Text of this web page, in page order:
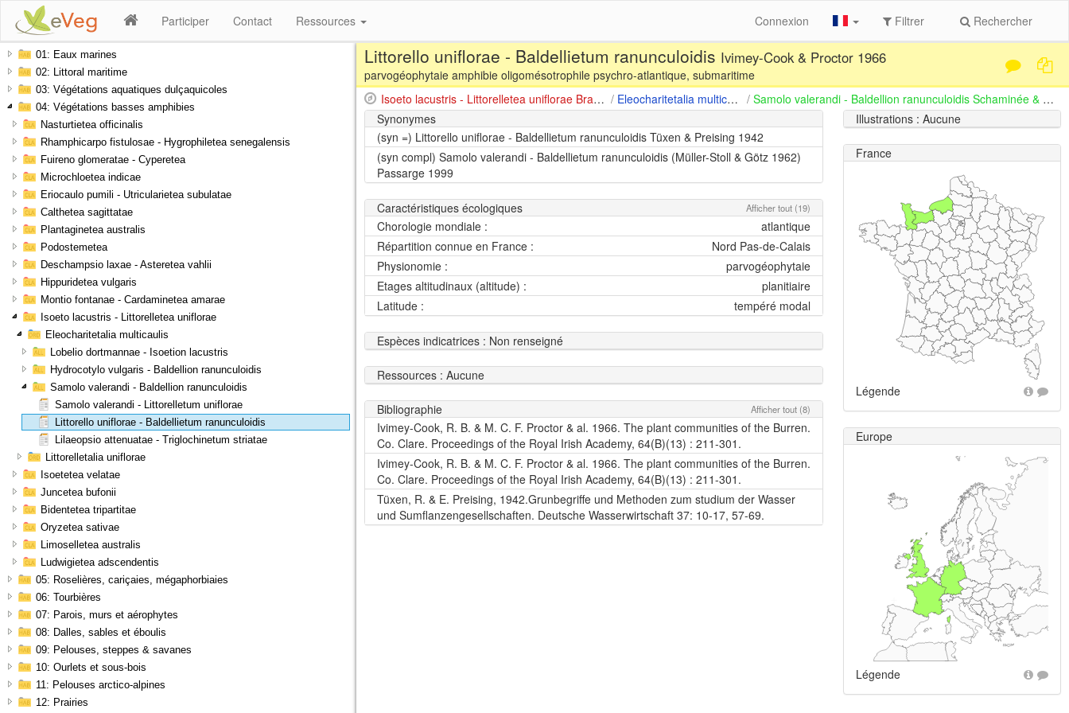
Participer Contact Rechercher
Filtrer
Connexion
Ressources
01: Eaux marines
02: Littoral maritime
03: Végétations aquatiques dulçaquicoles
04: Végétations basses amphibies
Nasturtietea officinalis
Rhamphicarpo fistulosae - Hygrophiletea senegalensis
Fuireno glomeratae - Cyperetea
Microchloetea indicae
Eriocaulo pumili - Utricularietea subulatae
Calthetea sagittatae
Plantaginetea australis
Podostemetea
Deschampsio laxae - Asteretea vahlii
Hippuridetea vulgaris
Montio fontanae - Cardaminetea amarae
Isoeto lacustris - Littorelletea uniflorae
Eleocharitetalia multicaulis
Lobelio dortmannae - Isoetion lacustris
Hydrocotylo vulgaris - Baldellion ranunculoidis
Samolo valerandi - Baldellion ranunculoidis
Samolo valerandi - Littorelletum uniflorae
Littorello uniflorae - Baldellietum ranunculoidis
Lilaeopsio attenuatae - Triglochinetum striatae
Littorelletalia uniflorae
Isoetetea velatae
Juncetea bufonii
Bidentetea tripartitae
Oryzetea sativae
Limoselletea australis
Ludwigietea adscendentis
05: Roselières, cariçaies, mégaphorbiaies
06: Tourbières
07: Parois, murs et aérophytes
08: Dalles, sables et éboulis
09: Pelouses, steppes & savanes
10: Ourlets et sous-bois
11: Pelouses arctico-alpines
12: Prairies
Littorello uniflorae - Baldellietum ranunculoidis Ivimey-Cook & Proctor 1966
parvogéophytaie amphibie oligomésotrophile psychro-atlantique, submaritime
Isoeto lacustris - Littorelletea uniflorae Braun-Blanquet & Vlieger in Vlieger 1937 / Eleocharitetalia multicaulis de Foucault 2010 /
Samolo valerandi - Baldellion ranunculoidis Schaminée & Westhoff 1990 in Schaminée, Westhoff & Arts 1992
Synonymes
(syn =) Littorello uniflorae - Baldellietum ranunculoidis Tüxen & Preising 1942
(syn compl) Samolo valerandi - Baldellietum ranunculoidis (Müller-Stoll & Götz 1962)
Passarge 1999
Caractéristiques écologiques Afficher tout (19)
Chorologie mondiale :
atlantique
Répartition connue en France :
Nord Pas-de-Calais
Physionomie :
parvogéophytaie
Etages altitudinaux (altitude) :
planitiaire
Latitude :
tempéré modal
Espèces indicatrices : Non renseigné
Ressources : Aucune
Bibliographie Afficher tout (8)
Ivimey-Cook, R. B. & M. C. F. Proctor & al. 1966. The plant communities of the Burren.
Co. Clare. Proceedings of the Royal Irish Academy, 64(B)(13) : 211-301.
Ivimey-Cook, R. B. & M. C. F. Proctor & al. 1966. The plant communities of the Burren.
Co. Clare. Proceedings of the Royal Irish Academy, 64(B)(13) : 211-301.
Tüxen, R. & E. Preising, 1942.Grunbegriffe und Methoden zum studium der Wasser
und Sumflanzengesellschaften. Deutsche Wasserwirtschaft 37: 10-17, 57-69.
Illustrations : Aucune
France
Légende
Europe
Légende